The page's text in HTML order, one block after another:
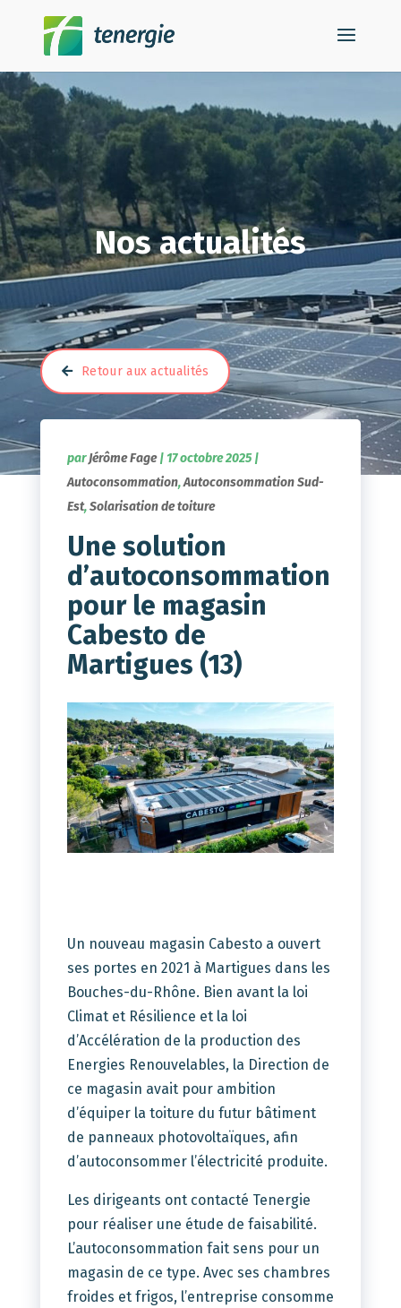
Nos actualités
Retour aux actualités
parJérôme Fage| 17 octobre 2025|
Autoconsommation,Autoconsommation Sud-
Est,Solarisation de toiture
Une solution
d’autoconsommation
pour le magasin
Cabesto de
Martigues (13)
Un nouveau magasin Cabesto a ouvert
ses portes en 2021 à Martigues dans les
Bouches-du-Rhône. Bien avant la loi
Climat et Résilience et la loi
d’Accélération de la production des
Energies Renouvelables, la Direction de
ce magasin avait pour ambition
d’équiper la toiture du futur bâtiment
de panneaux photovoltaïques, afin
d’autoconsommer l’électricité produite.
Les dirigeants ont contacté Tenergie
pour réaliser une étude de faisabilité.
L’autoconsommation fait sens pour un
magasin de ce type. Avec ses chambres
froides et frigos, l’entreprise consomme